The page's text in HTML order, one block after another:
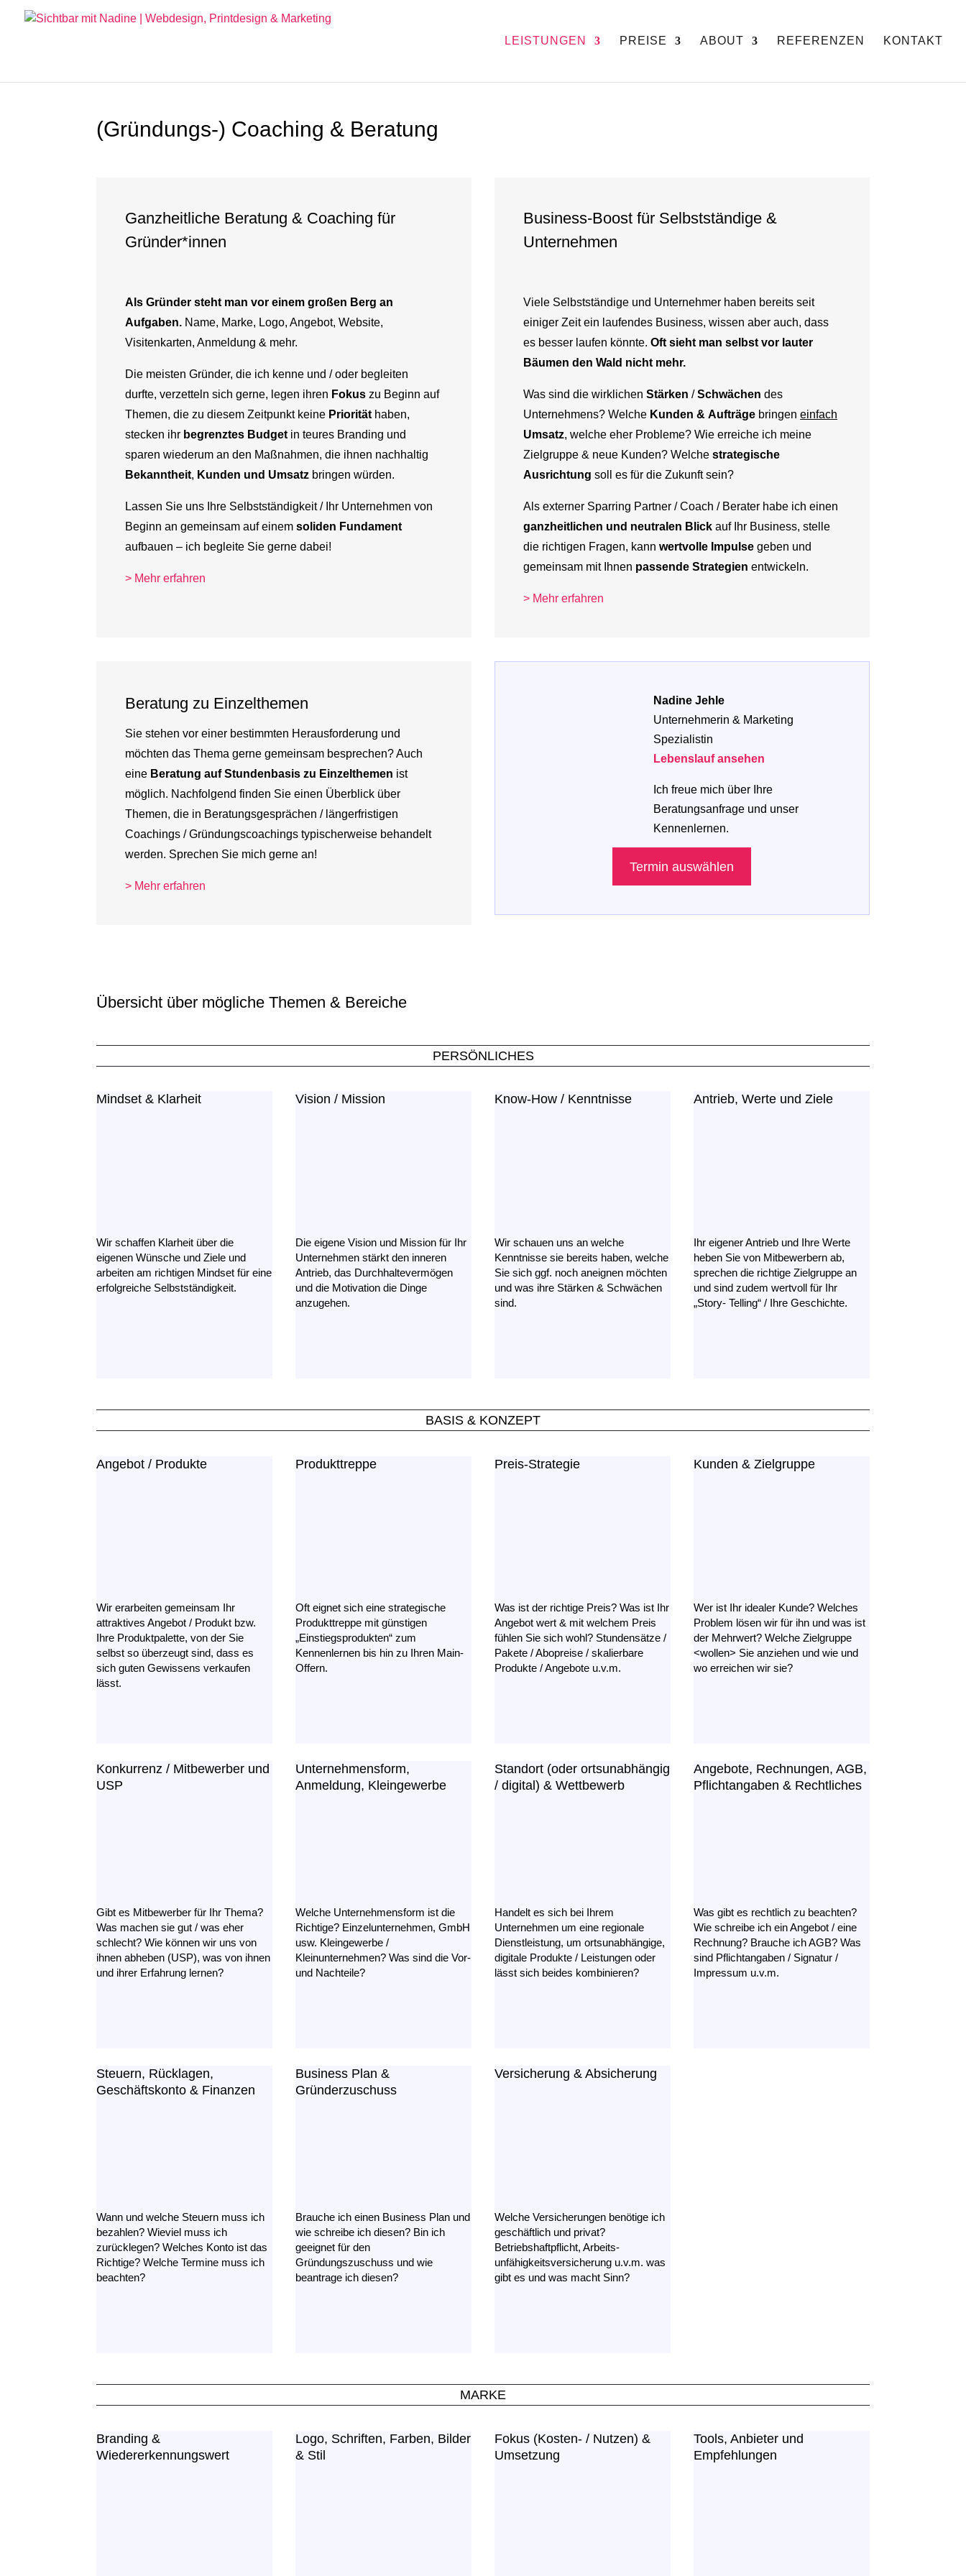
LEISTUNGEN PREISE ABOUT REFERENZEN KONTAKT
(Gründungs-) Coaching & Beratung
Ganzheitliche Beratung & Coaching für
Gründer*innen
Als Gründer steht man vor einem großen Berg an
Aufgaben. Name, Marke, Logo, Angebot, Website,
Visitenkarten, Anmeldung & mehr.
Die meisten Gründer, die ich kenne und / oder begleiten
durfte, verzetteln sich gerne, legen ihren Fokus zu Beginn auf
Themen, die zu diesem Zeitpunkt keine Priorität haben,
stecken ihr begrenztes Budget in teures Branding und
sparen wiederum an den Maßnahmen, die ihnen nachhaltig
Bekanntheit, Kunden und Umsatz bringen würden.
Lassen Sie uns Ihre Selbstständigkeit / Ihr Unternehmen von
Beginn an gemeinsam auf einemsoliden Fundament
aufbauen – ich begleite Sie gerne dabei!
> Mehr erfahren
Business-Boost für Selbstständige &
Unternehmen
Viele Selbstständige und Unternehmer haben bereits seit
einiger Zeit ein laufendes Business, wissen aber auch, dass
es besser laufen könnte.Oft sieht man selbst vor lauter
Bäumen den Wald nicht mehr.
Was sind die wirklichenStärken /Schwächen des
Unternehmens? Welche Kunden & Aufträge bringeneinfach
Umsatz, welche eher Probleme? Wie erreiche ich meine
Zielgruppe & neue Kunden? Welchestrategische
Ausrichtung soll es für die Zukunft sein?
Als externer Sparring Partner / Coach / Berater habe ich einen
ganzheitlichen und neutralen Blick auf Ihr Business, stelle
die richtigen Fragen, kannwertvolle Impulse geben und
gemeinsam mit Ihnen passende Strategien entwickeln.
> Mehr erfahren
Beratung zu Einzelthemen
Sie stehen vor einer bestimmten Herausforderung und
möchten das Thema gerne gemeinsam besprechen? Auch
eine Beratung auf Stundenbasis zu Einzelthemen ist
möglich. Nachfolgend finden Sie einen Überblick über
Themen, die in Beratungsgesprächen / längerfristigen
Coachings / Gründungscoachings typischerweise behandelt
werden. Sprechen Sie mich gerne an!
> Mehr erfahren
Nadine Jehle
Unternehmerin & Marketing
Spezialistin
Lebenslauf ansehen
Ich freue mich über Ihre
Beratungsanfrage und unser
Kennenlernen.
Termin auswählen
Übersicht über mögliche Themen & Bereiche
PERSÖNLICHES
Mindset & Klarheit
Wir schaffen Klarheit über die
eigenen Wünsche und Ziele und
arbeiten am richtigen Mindset für eine
erfolgreiche Selbstständigkeit.
Vision / Mission
Die eigene Vision und Mission für Ihr
Unternehmen stärkt den inneren
Antrieb, das Durchhaltevermögen
und die Motivation die Dinge
anzugehen.
Know-How / Kenntnisse
Wir schauen uns an welche
Kenntnisse sie bereits haben, welche
Sie sich ggf. noch aneignen möchten
und was ihre Stärken & Schwächen
sind.
Antrieb, Werte und Ziele
Ihr eigener Antrieb und Ihre Werte
heben Sie von Mitbewerbern ab,
sprechen die richtige Zielgruppe an
und sind zudem wertvoll für Ihr
„Story- Telling“ / Ihre Geschichte.
BASIS & KONZEPT
Angebot / Produkte
Wir erarbeiten gemeinsam Ihr
attraktives Angebot / Produkt bzw.
Ihre Produktpalette, von der Sie
selbst so überzeugt sind, dass es
sich guten Gewissens verkaufen
lässt.
Produkttreppe
Oft eignet sich eine strategische
Produkttreppe mit günstigen
„Einstiegsprodukten“ zum
Kennenlernen bis hin zu Ihren Main-
Offern.
Preis-Strategie
Was ist der richtige Preis? Was ist Ihr
Angebot wert & mit welchem Preis
fühlen Sie sich wohl? Stundensätze /
Pakete / Abopreise / skalierbare
Produkte / Angebote u.v.m.
Kunden & Zielgruppe
Wer ist Ihr idealer Kunde? Welches
Problem lösen wir für ihn und was ist
der Mehrwert? Welche Zielgruppe
<wollen> Sie anziehen und wie und
wo erreichen wir sie?
Konkurrenz / Mitbewerber und
USP
Gibt es Mitbewerber für Ihr Thema?
Was machen sie gut / was eher
schlecht? Wie können wir uns von
ihnen abheben (USP), was von ihnen
und ihrer Erfahrung lernen?
Unternehmensform,
Anmeldung, Kleingewerbe
Welche Unternehmensform ist die
Richtige? Einzelunternehmen, GmbH
usw. Kleingewerbe /
Kleinunternehmen? Was sind die Vor-
und Nachteile?
Standort (oder ortsunabhängig
/ digital) & Wettbewerb
Handelt es sich bei Ihrem
Unternehmen um eine regionale
Dienstleistung, um ortsunabhängige,
digitale Produkte / Leistungen oder
lässt sich beides kombinieren?
Angebote, Rechnungen, AGB,
Pflichtangaben & Rechtliches
Was gibt es rechtlich zu beachten?
Wie schreibe ich ein Angebot / eine
Rechnung? Brauche ich AGB? Was
sind Pflichtangaben / Signatur /
Impressum u.v.m.
Steuern, Rücklagen,
Geschäftskonto & Finanzen
Wann und welche Steuern muss ich
bezahlen? Wieviel muss ich
zurücklegen? Welches Konto ist das
Richtige? Welche Termine muss ich
beachten?
Business Plan &
Gründerzuschuss
Brauche ich einen Business Plan und
wie schreibe ich diesen? Bin ich
geeignet für den
Gründungszuschuss und wie
beantrage ich diesen?
Versicherung & Absicherung
Welche Versicherungen benötige ich
geschäftlich und privat?
Betriebshaftpflicht, Arbeits­
unfähigkeits­versicherung u.v.m. was
gibt es und was macht Sinn?
MARKE
Branding &
Wiedererkennungswert
Logo, Schriften, Farben, Bilder
& Stil
Fokus (Kosten- / Nutzen) &
Umsetzung
Tools, Anbieter und
Empfehlungen